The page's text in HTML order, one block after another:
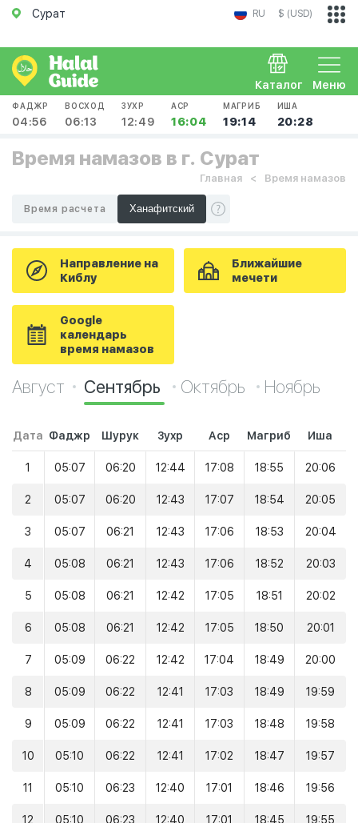
Сурат RU $ (USD)
Меню
Каталог
ФАДЖР
04:56
ВОСХОД
06:13
ЗУХР
12:49
АСР
16:04
МАГРИБ
19:14
ИША
20:28
Время намазов в г. Сурат
Главная Время намазов
Время расчета
Направление на
Киблу
Ближайшие
мечети
Google
календарь
время намазов
Август Сентябрь Октябрь Ноябрь
Дата Фаджр Шурук Зухр Аср Магриб Иша
1 05:07 06:20 12:44 17:08 18:55 20:06
2 05:07 06:20 12:43 17:07 18:54 20:05
3 05:07 06:21 12:43 17:06 18:53 20:04
4 05:08 06:21 12:43 17:06 18:52 20:03
5 05:08 06:21 12:42 17:05 18:51 20:02
6 05:08 06:21 12:42 17:05 18:50 20:01
7 05:09 06:22 12:42 17:04 18:49 20:00
8 05:09 06:22 12:41 17:03 18:49 19:59
9 05:09 06:22 12:41 17:03 18:48 19:58
10 05:10 06:22 12:41 17:02 18:47 19:57
11 05:10 06:23 12:40 17:01 18:46 19:56
12 05:10 06:23 12:40 17:01 18:45 19:55